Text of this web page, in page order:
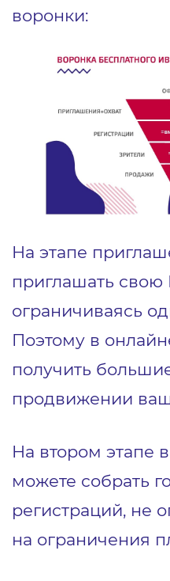
воронки:
На этапе
приглашать свою
ограничиваясь
Поэтому в
получить
продвижении
На втором этапе
можете собрать
регистраций, не
на ограничения